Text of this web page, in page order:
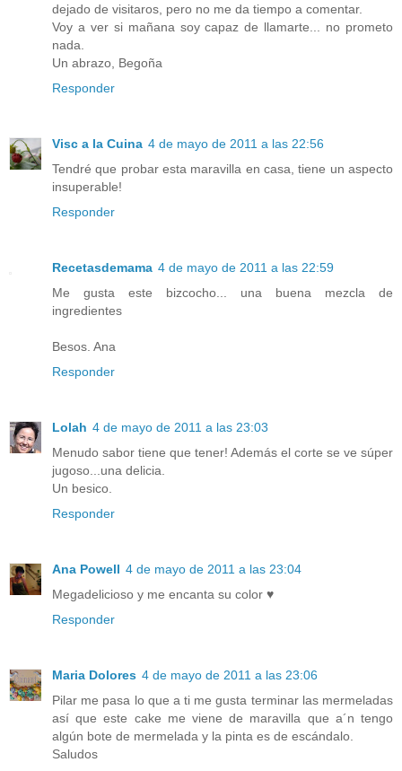
dejado de visitaros, pero no me da tiempo a comentar.
Voy a ver si mañana soy capaz de llamarte... no prometo
nada.
Un abrazo, Begoña
Responder
Visc a la Cuina 4 de mayo de 2011 a las 22:56
Tendré que probar esta maravilla en casa, tiene un aspecto
insuperable!
Responder
Recetasdemama 4 de mayo de 2011 a las 22:59
Me gusta este bizcocho... una buena mezcla de
ingredientes
Besos. Ana
Responder
Lolah 4 de mayo de 2011 a las 23:03
Menudo sabor tiene que tener! Además el corte se ve súper
jugoso...una delicia.
Un besico.
Responder
Ana Powell 4 de mayo de 2011 a las 23:04
Megadelicioso y me encanta su color ♥
Responder
Maria Dolores 4 de mayo de 2011 a las 23:06
Pilar me pasa lo que a ti me gusta terminar las mermeladas
así que este cake me viene de maravilla que a´n tengo
algún bote de mermelada y la pinta es de escándalo.
Saludos